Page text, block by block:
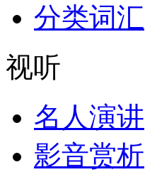
分类词汇
视听
名人演讲
影音赏析